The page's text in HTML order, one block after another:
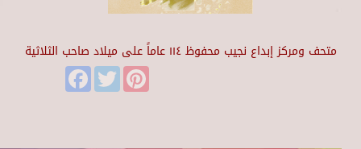
متحف ومركز إبداع نجيب محفوظ ١١٤ عاماً على ميلاد صاحب الثلاثية
FacebookTwitter